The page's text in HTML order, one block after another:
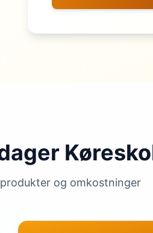
og omkostninger